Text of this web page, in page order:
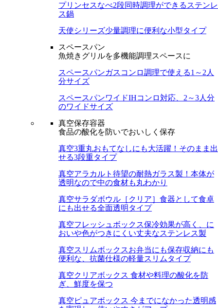
プリンセスなべ2段同時調理ができるステンレ
ス鍋
天使シリーズ少量調理に便利な小型タイプ
スペースパン
魚焼きグリルを多機能調理スペースに
スペースパンガスコンロ調理で使える1～2人
分サイズ
スペースパンワイドIHコンロ対応、2～3人分
のワイドサイズ
真空保存容器
食品の酸化を防いでおいしく保存
真空3重丸おもてなしにも大活躍！そのまま出
せる3段重タイプ
真空アラカルト 待望の耐熱ガラス製！本体が
透明なので中の食材も丸わかり
真空サラダボウル［クリア］ 食器として食卓
にも出せる全面透明タイプ
真空フレッシュボックス保冷効果が高く、に
おいや色がつきにくい丈夫なステンレス製
真空スリムボックスお弁当にも保存収納にも
便利な、抗菌仕様の軽量スリムタイプ
真空クリアボックス 食材や料理の酸化を防
ぎ、鮮度を保つ
真空ピュアボックス 今までになかった透明感